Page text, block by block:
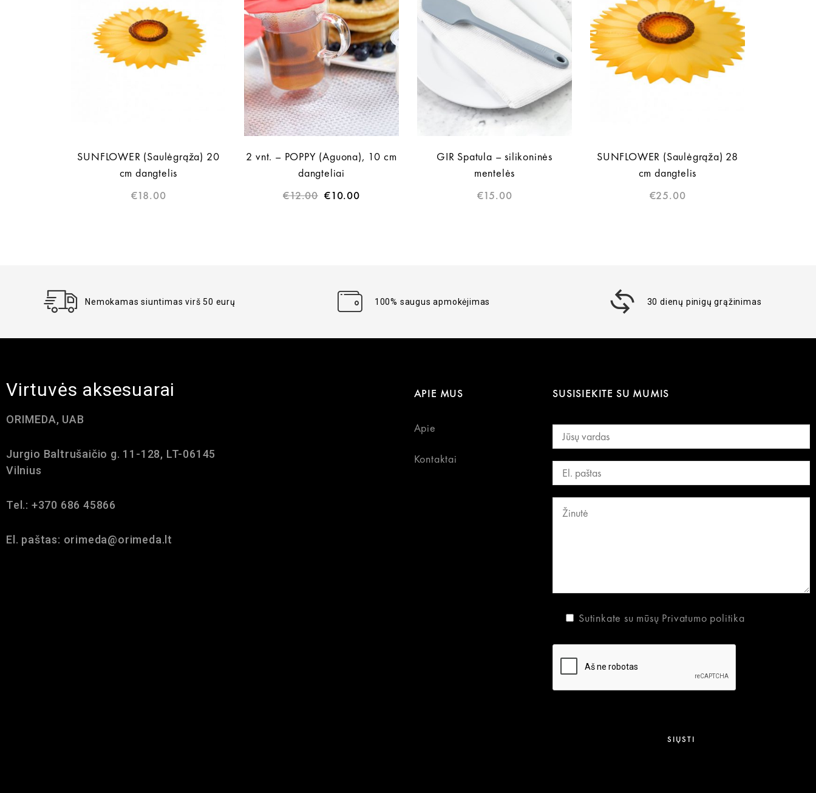
SUNFLOWER (Saulėgrąža) 20
cm dangtelis
€18.00
2 vnt. – POPPY (Aguona), 10 cm
dangteliai
€12.00 €10.00
GIR Spatula – silikoninės
mentelės
€15.00
SUNFLOWER (Saulėgrąža) 28
cm dangtelis
€25.00
Nemokamas siuntimas virš 50 eurų 100% saugus apmokėjimas 30 dienų pinigų grąžinimas
Virtuvės aksesuarai
ORIMEDA, UAB
Jurgio Baltrušaičio g. 11-128, LT-06145
Vilnius
Tel.: +370 686 45866
El. paštas: orimeda@orimeda.lt
APIE MUS
Apie
Kontaktai
SUSISIEKITE SU MUMIS
Sutinkate su mūsų Privatumo politika